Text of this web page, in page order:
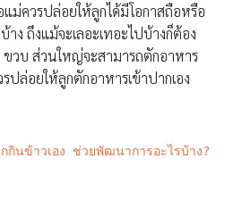
ม่ควรปล่อยให้ลูกได้มีโอกาสถือหรือ
ง ถึงแม้จะเลอะเทอะไปบ้างก็ต้อง
วบ ส่วนใหญ่จะสามารถตักอาหาร
ปล่อยให้ลูกตักอาหารเข้าปากเอง
กินข้าวเอง ช่วยพัฒนาการอะไรบ้าง?